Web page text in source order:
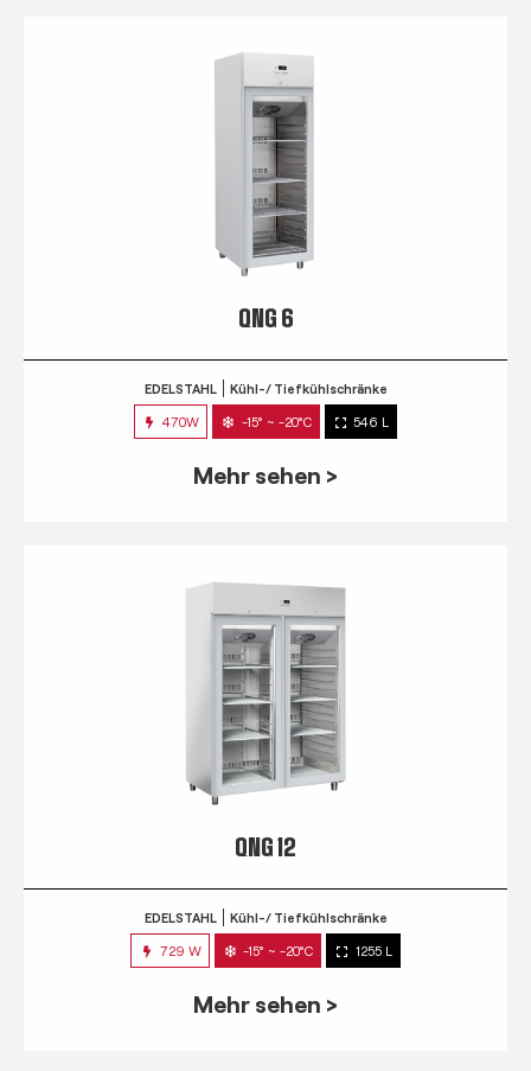
QNG 6
EDELSTAHL Kühl-/ Tiefkühlschränke
470W -15° ~ -20°C 546 L
Mehr sehen >
QNG 12
EDELSTAHL Kühl-/ Tiefkühlschränke
729 W -15° ~ -20°C 1255 L
Mehr sehen >